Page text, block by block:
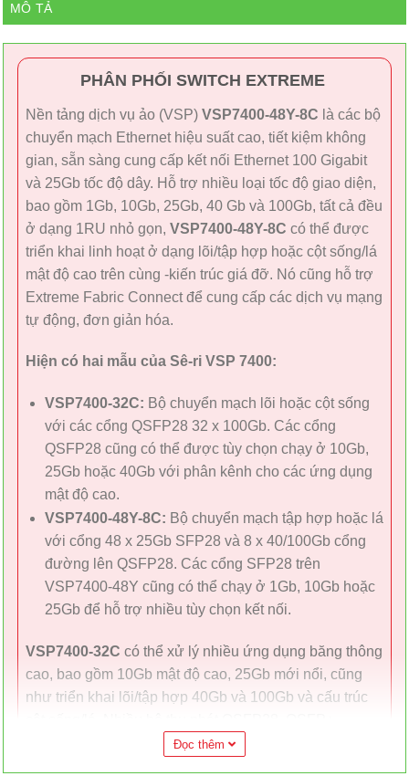
MÔ TẢ
PHÂN PHỐI SWITCH EXTREME
Nền tảng dịch vụ ảo (VSP) VSP7400-48Y-8C là các bộ
chuyển mạch Ethernet hiệu suất cao, tiết kiệm không
gian, sẵn sàng cung cấp kết nối Ethernet 100 Gigabit
và 25Gb tốc độ dây. Hỗ trợ nhiều loại tốc độ giao diện,
bao gồm 1Gb, 10Gb, 25Gb, 40 Gb và 100Gb, tất cả đều
ở dạng 1RU nhỏ gọn, VSP7400-48Y-8C có thể được
triển khai linh hoạt ở dạng lõi/tập hợp hoặc cột sống/lá
mật độ cao trên cùng -kiến trúc giá đỡ. Nó cũng hỗ trợ
Extreme Fabric Connect để cung cấp các dịch vụ mạng
tự động, đơn giản hóa.
Hiện có hai mẫu của Sê-ri VSP 7400:
VSP7400-32C: Bộ chuyển mạch lõi hoặc cột sống
với các cổng QSFP28 32 x 100Gb. Các cổng
QSFP28 cũng có thể được tùy chọn chạy ở 10Gb,
25Gb hoặc 40Gb với phân kênh cho các ứng dụng
mật độ cao.
VSP7400-48Y-8C: Bộ chuyển mạch tập hợp hoặc lá
với cổng 48 x 25Gb SFP28 và 8 x 40/100Gb cổng
đường lên QSFP28. Các cổng SFP28 trên
VSP7400-48Y cũng có thể chạy ở 1Gb, 10Gb hoặc
25Gb để hỗ trợ nhiều tùy chọn kết nối.
VSP7400-32C có thể xử lý nhiều ứng dụng băng thông
cao, bao gồm 10Gb mật độ cao, 25Gb mới nổi, cũng
như triển khai lõi/tập hợp 40Gb và 100Gb và cấu trúc
SFP28 và SFP+ cũng có sẵn để hỗ trợ nhiều nhu cầu
Đọc thêm